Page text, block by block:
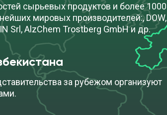
сырьевых продуктов и более 1000
мировых производителей:, DOW,
Srl, AlzChem Trostberg GmbH и др.
за рубежом организуют